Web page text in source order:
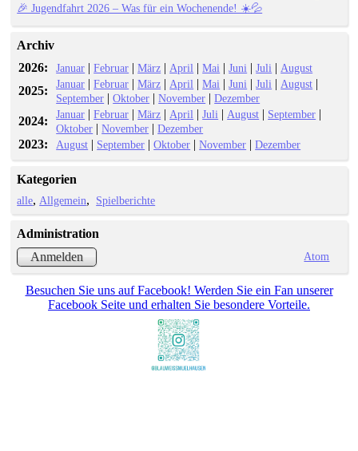
🎉 Jugendfahrt 2026 – Was für ein Wochenende! ☀️💦
Archiv
2026:
Januar |Februar |März | April |Mai |Juni |Juli | August
2025: Januar |Februar |März | April |Mai |Juni |Juli | August |
September |Oktober |November |Dezember
2024: Januar |Februar |März | April |Juli | August | September |
Oktober |November |Dezember
2023: August | September |Oktober |November |Dezember
Kategorien
alle Allgemein Spielberichte
Administration
Anmelden
Atom
Besuchen Sie uns auf Facebook! Werden Sie ein Fan unserer
Facebook Seite und erhalten Sie besondere Vorteile.